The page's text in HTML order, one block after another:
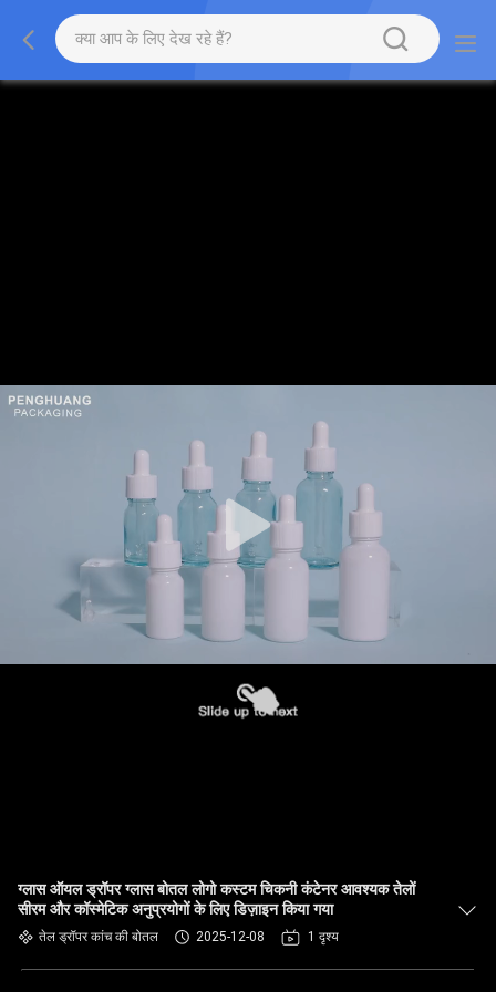
ग्लास ऑयल ड्रॉपर ग्लास बोतल लोगो कस्टम चिकनी कंटेनर आवश्यक तेलों
सीरम और कॉस्मेटिक अनुप्रयोगों के लिए डिज़ाइन किया गया
तेल ड्रॉपर कांच की बोतल 2025-12-08 1 दृश्य